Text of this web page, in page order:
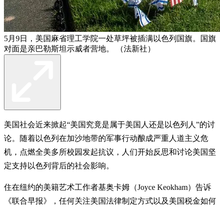
5月9日，美国麻省理工学院一处草坪被插满以色列国旗。国旗
对面是亲巴勒斯坦示威者营地。 （法新社）
美国社会近来掀起“美国究竟是属于美国人还是以色列人”的讨
论。随着以色列在加沙地带的军事行动酿成严重人道主义危
机，点燃全美多所校园发起抗议，人们开始反思和讨论美国坚
定支持以色列背后的社会影响。
住在纽约的美籍艺术工作者基奥卡姆（Joyce Keokham）告诉
《联合早报》，任何关注美国法律制定方式以及美国税金如何